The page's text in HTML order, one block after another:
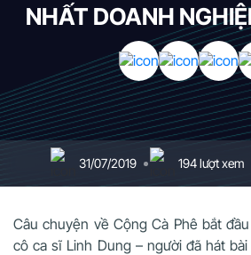
NHẤT DOANH
31/07/2019 194 lượt xem
Câu chuyện về Cộng Cà Phê bắt
cô ca sĩ Linh Dung – người đã hát